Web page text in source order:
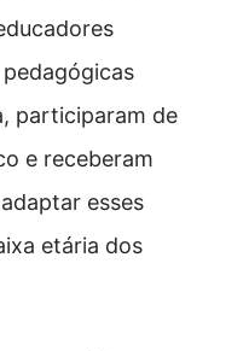
participaram de
e receberam
esses
etária dos